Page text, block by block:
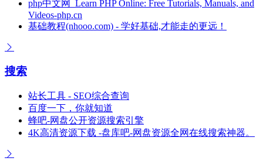
php中文网_Learn PHP Online: Free Tutorials, Manuals, and
Videos-php.cn
基础教程(nhooo.com) - 学好基础,才能走的更远！
搜索
站长工具 - SEO综合查询
百度一下，你就知道
蜂吧-网盘公开资源搜索引擎
4K高清资源下载 -盘库吧-网盘资源全网在线搜索神器。